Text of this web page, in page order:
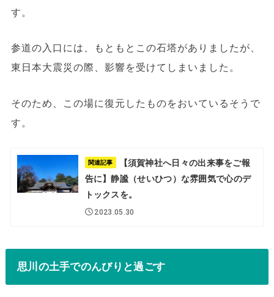
す。
参道の入口には、もともとこの石塔がありましたが、
東日本大震災の際、影響を受けてしまいました。
そのため、この場に復元したものをおいているそうで
す。
関連記事
【須賀神社へ日々の出来事をご報
告に】静謐（せいひつ）な雰囲気で心のデ
トックスを。
2023.05.30
思川の土手でのんびりと過ごす